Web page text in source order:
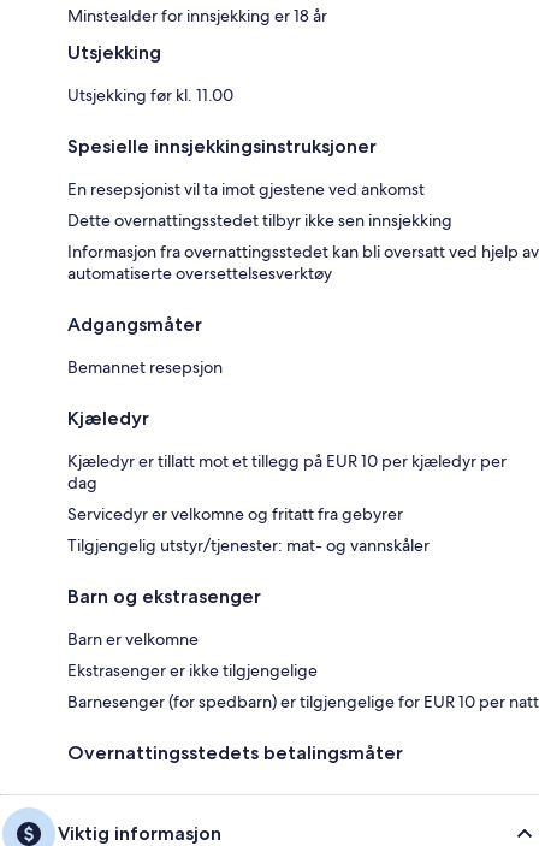
Minstealder for innsjekking er 18 år
Utsjekking
Utsjekking før kl. 11.00
Spesielle innsjekkingsinstruksjoner
En resepsjonist vil ta imot gjestene ved ankomst
Dette overnattingsstedet tilbyr ikke sen innsjekking
Informasjon fra overnattingsstedet kan bli oversatt ved hjelp av
automatiserte oversettelsesverktøy
Adgangsmåter
Bemannet resepsjon
Kjæledyr
Kjæledyr er tillatt mot et tillegg på EUR 10 per kjæledyr per
dag
Servicedyr er velkomne og fritatt fra gebyrer
Tilgjengelig utstyr/tjenester: mat- og vannskåler
Barn og ekstrasenger
Barn er velkomne
Ekstrasenger er ikke tilgjengelige
Barnesenger (for spedbarn) er tilgjengelige for EUR 10 per natt
Overnattingsstedets betalingsmåter
Viktig informasjon